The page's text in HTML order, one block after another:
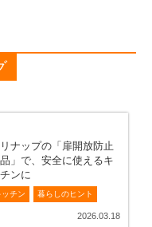
ナップの「扉開放防止
」で、安全に使えるキ
ンに
ッチン 暮らしのヒント
2026.03.18